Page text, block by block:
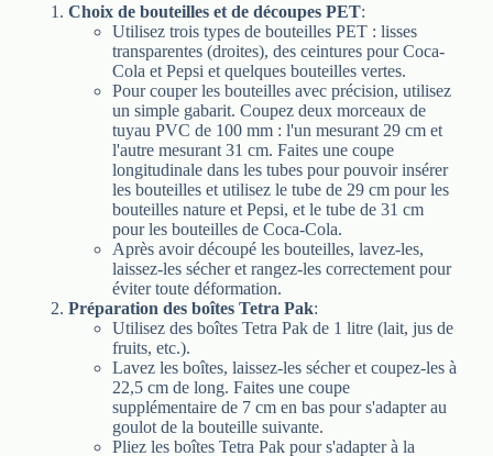
Choix de bouteilles et de découpes PET:
Utilisez trois types de bouteilles PET : lisses
transparentes (droites), des ceintures pour Coca-
Cola et Pepsi et quelques bouteilles vertes.
Pour couper les bouteilles avec précision, utilisez
un simple gabarit. Coupez deux morceaux de
tuyau PVC de 100 mm : l'un mesurant 29 cm et
l'autre mesurant 31 cm. Faites une coupe
longitudinale dans les tubes pour pouvoir insérer
les bouteilles et utilisez le tube de 29 cm pour les
bouteilles nature et Pepsi, et le tube de 31 cm
pour les bouteilles de Coca-Cola.
Après avoir découpé les bouteilles, lavez-les,
laissez-les sécher et rangez-les correctement pour
éviter toute déformation.
Préparation des boîtes Tetra Pak:
Utilisez des boîtes Tetra Pak de 1 litre (lait, jus de
fruits, etc.).
Lavez les boîtes, laissez-les sécher et coupez-les à
22,5 cm de long. Faites une coupe
supplémentaire de 7 cm en bas pour s'adapter au
goulot de la bouteille suivante.
Pliez les boîtes Tetra Pak pour s'adapter à la